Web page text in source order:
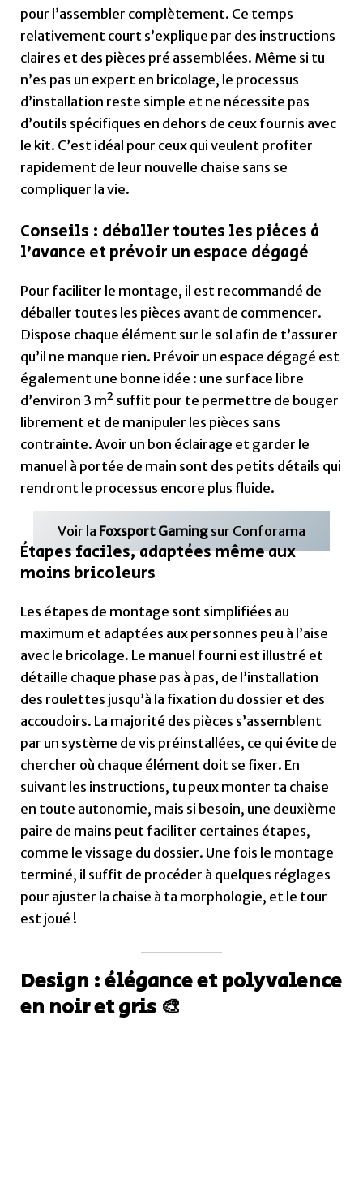
Conseils : déballer toutes les pièces à
l’avance et prévoir un espace dégagé
Pour faciliter le montage, il est recommandé de
déballer toutes les pièces avant de commencer.
Dispose chaque élément sur le sol afin de t’assurer
qu’il ne manque rien. Prévoir un espace dégagé est
également une bonne idée : une surface libre
d’environ 3 m² suffit pour te permettre de bouger
contrainte. Avoir un bon éclairage et garder le
manuel à portée de main sont des petits détails qui
Voir laFoxsport Gamingsur Conforama
Étapes faciles, adaptées même aux
moins bricoleurs
Les étapes de montage sont simplifiées au
maximum et adaptées aux personnes peu à l’aise
avec le bricolage. Le manuel fourni est illustré et
détaille chaque phase pas à pas, de l’installation
des roulettes jusqu’à la fixation du dossier et des
par un système de vis préinstallées, ce qui évite de
chercher où chaque élément doit se fixer. En
suivant les instructions, tu peux monter ta chaise
paire de mains peut faciliter certaines étapes,
comme le vissage du dossier. Une fois le montage
terminé, il suffit de procéder à quelques réglages
pour ajuster la chaise à ta morphologie, et le tour
est joué !
Design : élégance et polyvalence
en noir et gris 🎨